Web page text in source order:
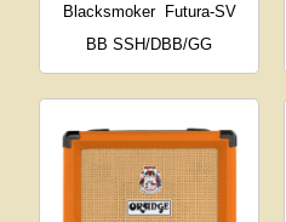
Blacksmoker
Futura-SV
BB SSH/DBB/GG